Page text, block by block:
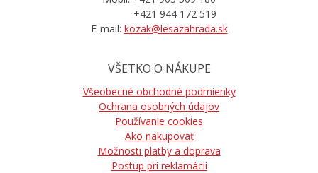
+421 944 172 519
E-mail: kozak@lesazahrada.sk
VŠETKO O NÁKUPE
Všeobecné obchodné podmienky
Ochrana osobných údajov
Používanie cookies
Ako nakupovať
Možnosti platby a doprava
Postup pri reklamácii